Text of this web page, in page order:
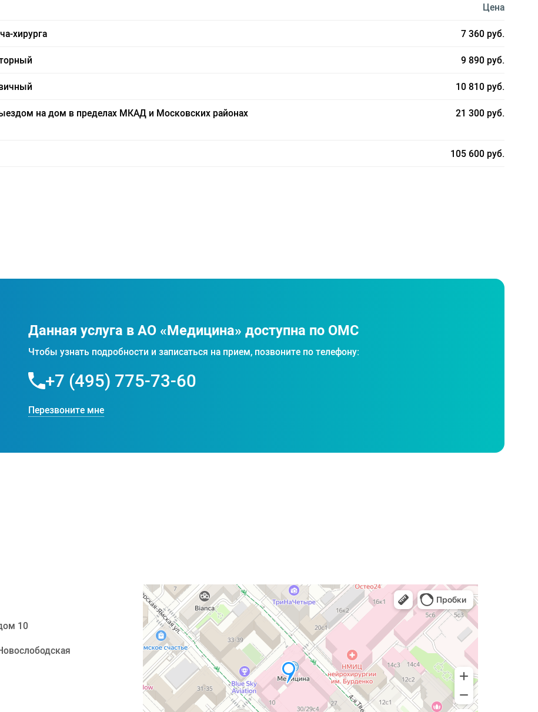
Цена
хирурга 7 360 руб.
9 890 руб.
10 810 руб.
на дом в пределах МКАД и Московских районах
21 300 руб.
105 600 руб.
Данная услуга в АО «Медицина» доступна по ОМС
Чтобы узнать подробности и записаться на прием, позвоните по телефону:
+7 (495) 775-73-60
Перезвоните мне
10